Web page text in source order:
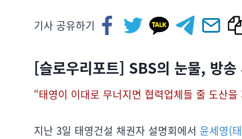
기사 공유하기
[슬로우리포트] SBS의 눈물, 방
“태영이 이대로 무너지면 협력업체들 줄 도산
지난 3일 태영건설 채권자 설명회에서 윤세영(